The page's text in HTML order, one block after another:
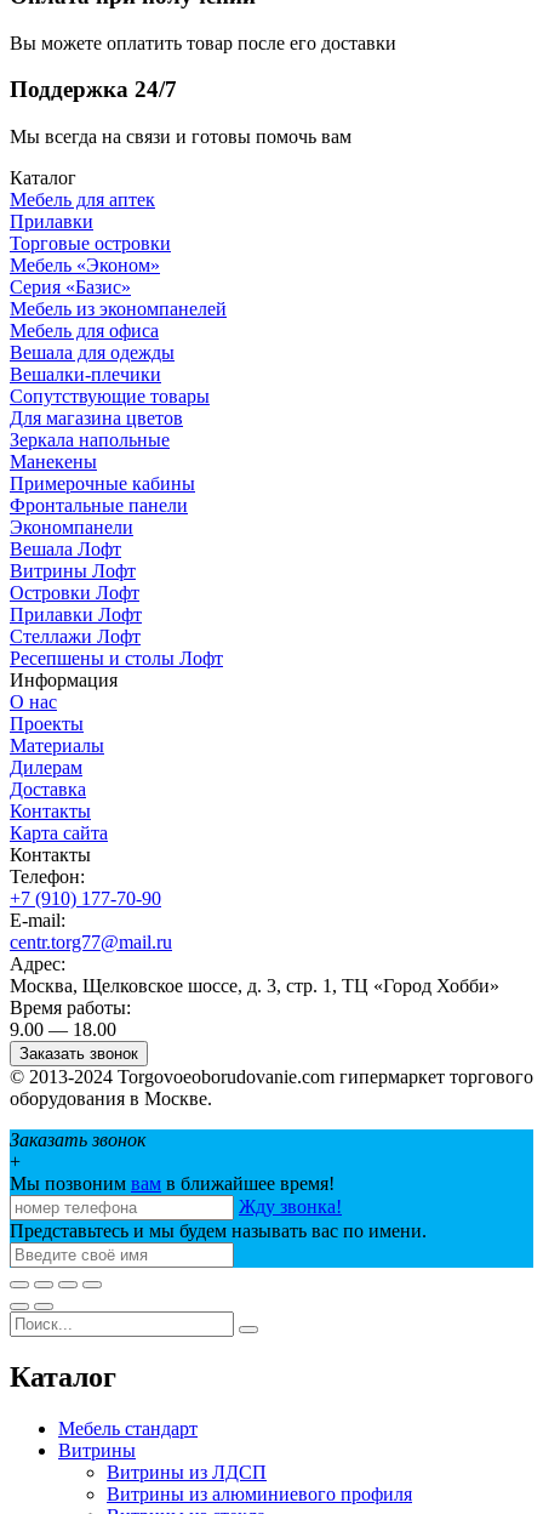
Вы можете оплатить товар после его доставки
Поддержка 24/7
Мы всегда на связи и готовы помочь вам
Каталог
Мебель для аптек
Прилавки
Торговые островки
Мебель «Эконом»
Серия «Базис»
Мебель из экономпанелей
Мебель для офиса
Вешала для одежды
Вешалки-плечики
Сопутствующие товары
Для магазина цветов
Зеркала напольные
Манекены
Примерочные кабины
Фронтальные панели
Экономпанели
Вешала Лофт
Витрины Лофт
Островки Лофт
Прилавки Лофт
Стеллажи Лофт
Ресепшены и столы Лофт
Информация
О нас
Проекты
Материалы
Дилерам
Доставка
Контакты
Карта сайта
Контакты
Телефон:
+7 (910) 177-70-90
E-mail:
centr.torg77@mail.ru
Адрес:
Москва, Щелковское шоссе, д. 3, стр. 1, ТЦ «Город Хобби»
Время работы:
9.00 — 18.00
Заказать звонок
© 2013-2024 Torgovoeoborudovanie.com гипермаркет торгового
оборудования в Москве.
Заказать звонок
+
Мы позвоним вам в ближайшее время!
Жду звонка!
Представьтесь и мы будем называть вас по имени.
Каталог
Мебель стандарт
Витрины
Витрины из ЛДСП
Витрины из алюминиевого профиля